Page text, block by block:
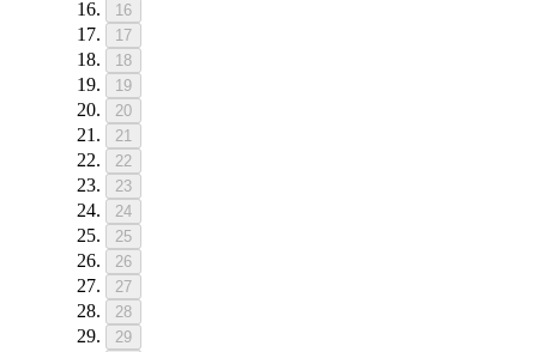
16
17
18
19
20
21
22
23
24
25
26
27
28
29